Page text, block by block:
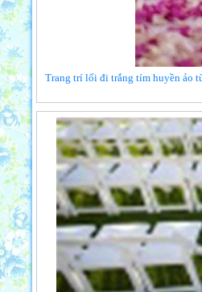
Trang trí lối đi trắng tím huyền ảo